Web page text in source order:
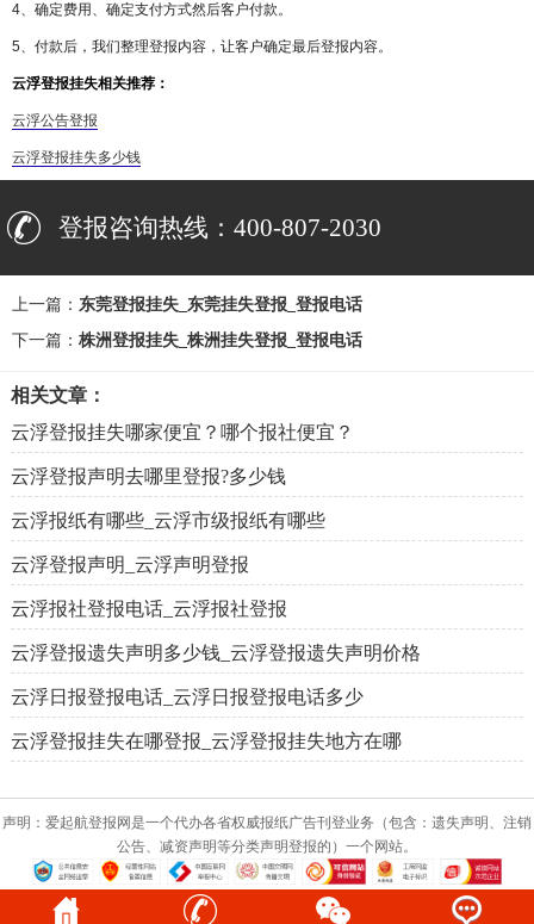
4、确定费用、确定支付方式然后客户付款。
5、付款后，我们整理登报内容，让客户确定最后登报内容。
云浮登报挂失相关推荐：
云浮公告登报
云浮登报挂失多少钱
登报咨询热线：400-807-2030
上一篇： 东莞登报挂失_东莞挂失登报_登报电话
下一篇： 株洲登报挂失_株洲挂失登报_登报电话
相关文章：
云浮登报挂失哪家便宜？哪个报社便宜？
云浮登报声明去哪里登报?多少钱
云浮报纸有哪些_云浮市级报纸有哪些
云浮登报声明_云浮声明登报
云浮报社登报电话_云浮报社登报
云浮登报遗失声明多少钱_云浮登报遗失声明价格
云浮日报登报电话_云浮日报登报电话多少
云浮登报挂失在哪登报_云浮登报挂失地方在哪
声明：爱起航登报网是一个代办各省权威报纸广告刊登业务（包含：遗失声明、注销
公告、减资声明等分类声明登报的）一个网站。